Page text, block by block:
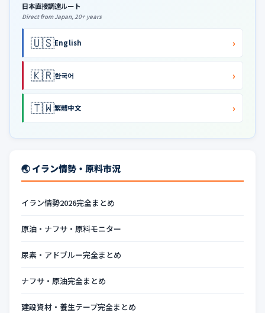
日本直接調達ルート
Direct from Japan, 20+ years
🇺🇸English ›
🇰🇷한국어 ›
🇹🇼繁體中文 ›
🌏 イラン情勢・原料市況
イラン情勢2026完全まとめ
原油・ナフサ・原料モニター
尿素・アドブルー完全まとめ
ナフサ・原油完全まとめ
建設資材・養生テープ完全まとめ